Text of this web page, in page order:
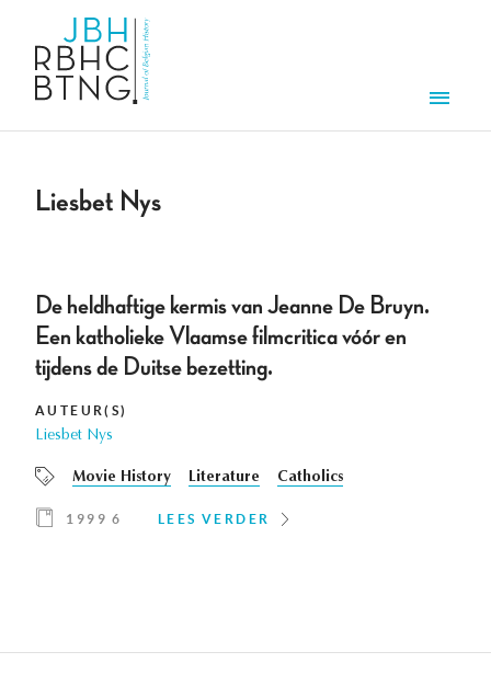
Liesbet Nys
De heldhaftige kermis van Jeanne De Bruyn.
Een katholieke Vlaamse filmcritica vóór en
tijdens de Duitse bezetting.
AUTEUR(S)
Liesbet Nys
Movie History Literature Catholics
1999 6 LEES VERDER